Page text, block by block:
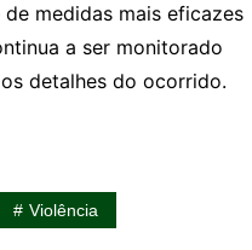
medidas mais eficazes
a ser monitorado
detalhes do ocorrido.
Violência